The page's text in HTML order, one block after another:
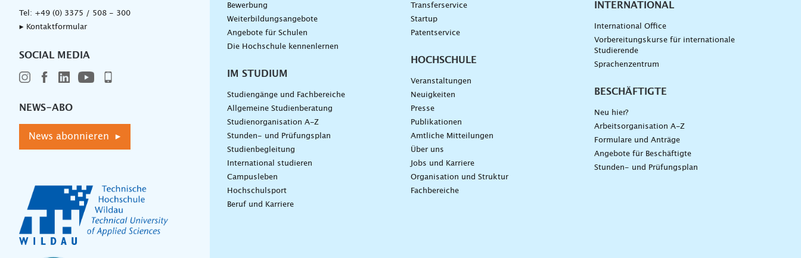
Tel: +49 (0) 3375 / 508 - 300
▸ Kontaktformular
SOCIAL MEDIA
NEWS-ABO
News abonnieren ▸
Bewerbung
Weiterbildungsangebote
Angebote für Schulen
Die Hochschule kennenlernen
IM STUDIUM
Studiengänge und Fachbereiche
Allgemeine Studienberatung
Studienorganisation A-Z
Stunden- und Prüfungsplan
Studienbegleitung
International studieren
Campusleben
Hochschulsport
Beruf und Karriere
Transferservice
Startup
Patentservice
HOCHSCHULE
Veranstaltungen
Neuigkeiten
Presse
Publikationen
Amtliche Mitteilungen
Über uns
Jobs und Karriere
Organisation und Struktur
Fachbereiche
INTERNATIONAL
International Office
Vorbereitungskurse für internationale
Studierende
Sprachenzentrum
BESCHÄFTIGTE
Neu hier?
Arbeitsorganisation A-Z
Formulare und Anträge
Angebote für Beschäftigte
Stunden- und Prüfungsplan